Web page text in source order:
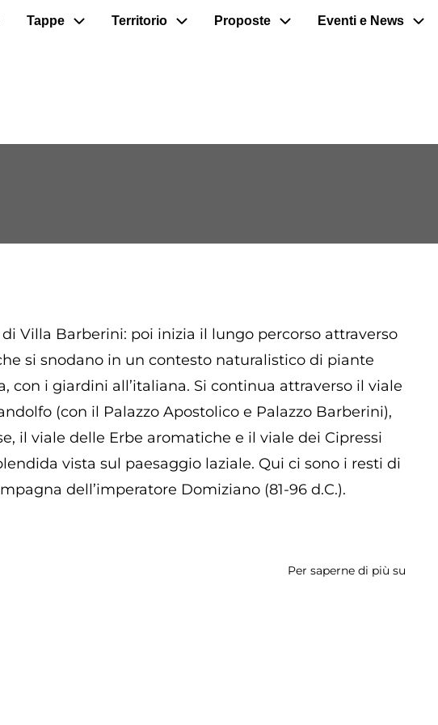
Tappe Territorio Proposte Eventi e News
Villa Barberini: poi inizia il lungo percorso attraverso
si snodano in un contesto naturalistico di piante
con i giardini all’italiana. Si continua attraverso il viale
(con il Palazzo Apostolico e Palazzo Barberini),
il viale delle Erbe aromatiche e il viale dei Cipressi
vista sul paesaggio laziale. Qui ci sono i resti di
dell’imperatore Domiziano (81-96 d.C.).
Per saperne di più su